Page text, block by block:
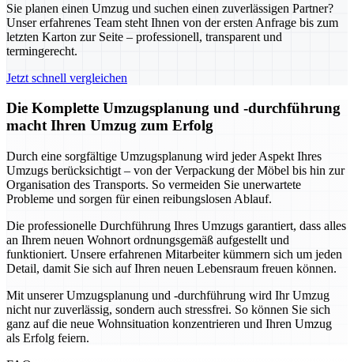
Sie planen einen Umzug und suchen einen zuverlässigen Partner?
Unser erfahrenes Team steht Ihnen von der ersten Anfrage bis zum
letzten Karton zur Seite – professionell, transparent und
termingerecht.
Jetzt schnell vergleichen
Die Komplette Umzugsplanung und -durchführung
macht Ihren Umzug zum Erfolg
Durch eine sorgfältige Umzugsplanung wird jeder Aspekt Ihres
Umzugs berücksichtigt – von der Verpackung der Möbel bis hin zur
Organisation des Transports. So vermeiden Sie unerwartete
Probleme und sorgen für einen reibungslosen Ablauf.
Die professionelle Durchführung Ihres Umzugs garantiert, dass alles
an Ihrem neuen Wohnort ordnungsgemäß aufgestellt und
funktioniert. Unsere erfahrenen Mitarbeiter kümmern sich um jeden
Detail, damit Sie sich auf Ihren neuen Lebensraum freuen können.
Mit unserer Umzugsplanung und -durchführung wird Ihr Umzug
nicht nur zuverlässig, sondern auch stressfrei. So können Sie sich
ganz auf die neue Wohnsituation konzentrieren und Ihren Umzug
als Erfolg feiern.